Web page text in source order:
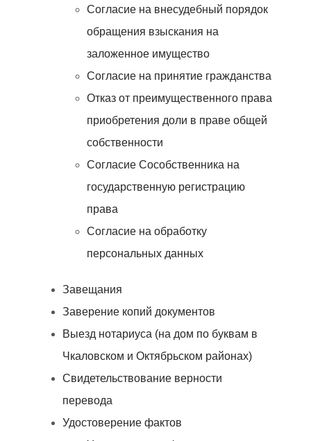
Согласие на внесудебный порядок
обращения взыскания на
заложенное имущество
Согласие на принятие гражданства
Отказ от преимущественного права
приобретения доли в праве общей
собственности
Согласие Сособственника на
государственную регистрацию
права
Согласие на обработку
персональных данных
Завещания
Заверение копий документов
Выезд нотариуса (на дом по буквам в
Чкаловском и Октябрьском районах)
Свидетельствование верности
перевода
Удостоверение фактов